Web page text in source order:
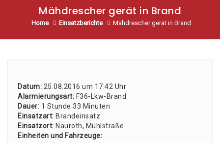
Mähdrescher gerät in Brand
Home Einsatzberichte Mähdrescher gerät in Brand
Datum: 25.08.2016 um 17:42 Uhr
Alar­mie­rungs­art: F36-Lkw-Brand
Dau­er: 1 Stun­de 33 Minu­ten
Ein­satz­art: Brand­ein­satz
Ein­satz­ort: Nau­roth, Mühl­stra­ße
Ein­hei­ten und Fahr­zeu­ge: